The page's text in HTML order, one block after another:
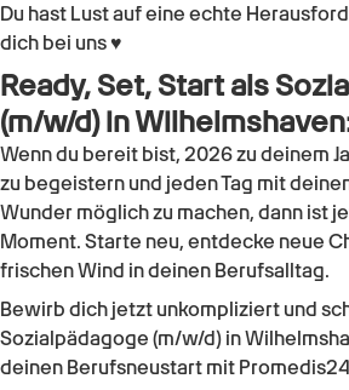
Du hast Lust auf eine echte
dich bei uns ♥
Ready, Set, Start als
(m/w/d) in
Wenn du bereit bist, 2026 zu deinem
zu begeistern und jeden Tag mit
Wunder möglich zu machen, dann ist
Moment. Starte neu, entdecke neue
frischen Wind in deinen Berufsalltag.
Bewirb dich jetzt unkompliziert und
Sozialpädagoge (m/w/d) in
deinen Berufsneustart mit